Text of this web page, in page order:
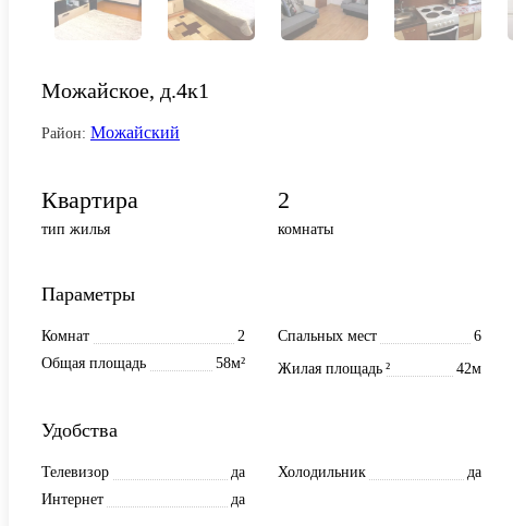
Можайское, д.4к1
Район: Можайский
Квартира
тип жилья
2
комнаты
Параметры
Комнат 2 Спальных мест 6
Общая площадь
58м² Жилая площадь 42м
²
Удобства
Телевизор да Холодильник да
Интернет
да